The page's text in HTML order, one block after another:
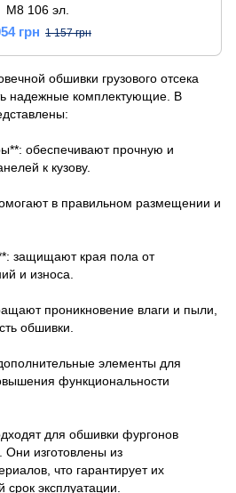
M8 106 эл.
грн 1 157 грн
обшивки грузового отсека
надежные комплектующие. В
обеспечивают прочную и
к кузову.
в правильном размещении и
защищают края пола от
и износа.
проникновение влаги и пыли,
обшивки.
элементы для
функциональности
для обшивки фургонов
изготовлены из
что гарантирует их
эксплуатации.